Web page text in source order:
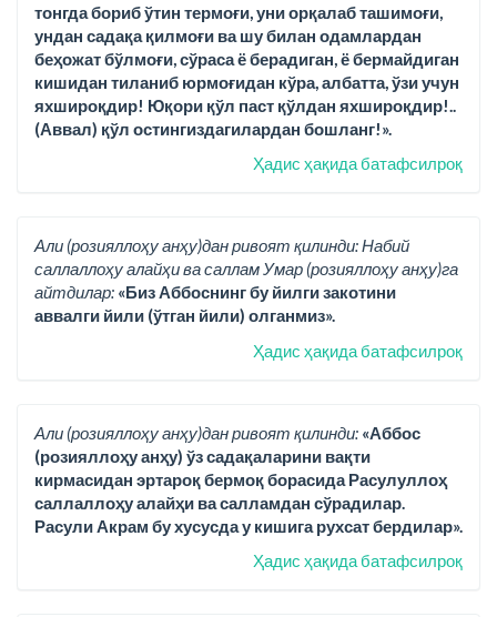
тонгда бориб ўтин термоғи, уни орқалаб ташимоғи,
ундан садақа қилмоғи ва шу билан одамлардан
беҳожат бўлмоғи, сўраса ё берадиган, ё бермайдиган
кишидан тиланиб юрмоғидан кўра, албатта, ўзи учун
яхшироқдир! Юқори қўл паст қўлдан яхшироқдир!..
(Аввал) қўл остингиздагилардан бошланг!».
Ҳадис ҳақида батафсилроқ
Али (розияллоҳу анҳу)дан ривоят қилинди: Набий
саллаллоҳу алайҳи ва саллам Умар (розияллоҳу анҳу)га
айтдилар: «Биз Аббоснинг бу йилги закотини
аввалги йили (ўтган йили) олганмиз».
Ҳадис ҳақида батафсилроқ
Али (розияллоҳу анҳу)дан ривоят қилинди: «Аббос
(розияллоҳу анҳу) ўз садақаларини вақти
кирмасидан эртароқ бермоқ борасида Расулуллоҳ
саллаллоҳу алайҳи ва салламдан сўрадилар.
Расули Акрам бу хусусда у кишига рухсат бердилар».
Ҳадис ҳақида батафсилроқ